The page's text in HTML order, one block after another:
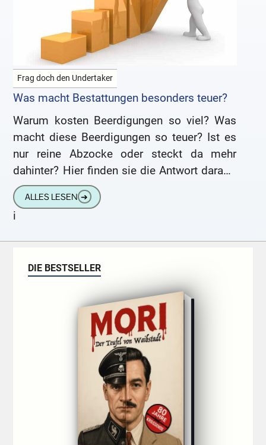
Frag doch den Undertaker
Was macht Bestattungen besonders teuer?
Warum kosten Beerdigungen so viel? Was
macht diese Beerdigungen so teuer? Ist es
nur reine Abzocke oder steckt da mehr
dahinter? Hier finden sie die Antwort darauf.
Wo versickert bei
ALLES LESEN ➔
i
DIE BESTSELLER